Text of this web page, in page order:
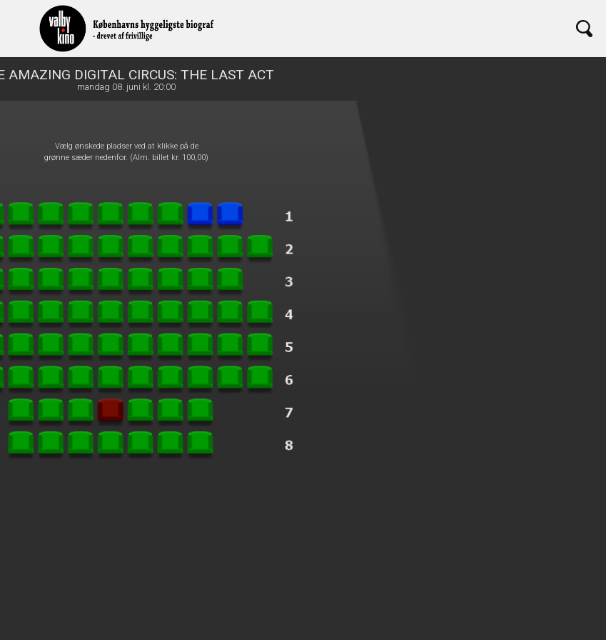
AMAZING DIGITAL CIRCUS: THE LAST ACT
mandag 08. juni kl. 20:00
Vælg ønskede pladser ved at klikke på de
grønne sæder nedenfor. (Alm. billet kr. 100,00)
front05-temp 031923